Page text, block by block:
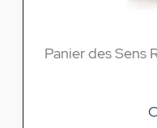
Panier des Sens